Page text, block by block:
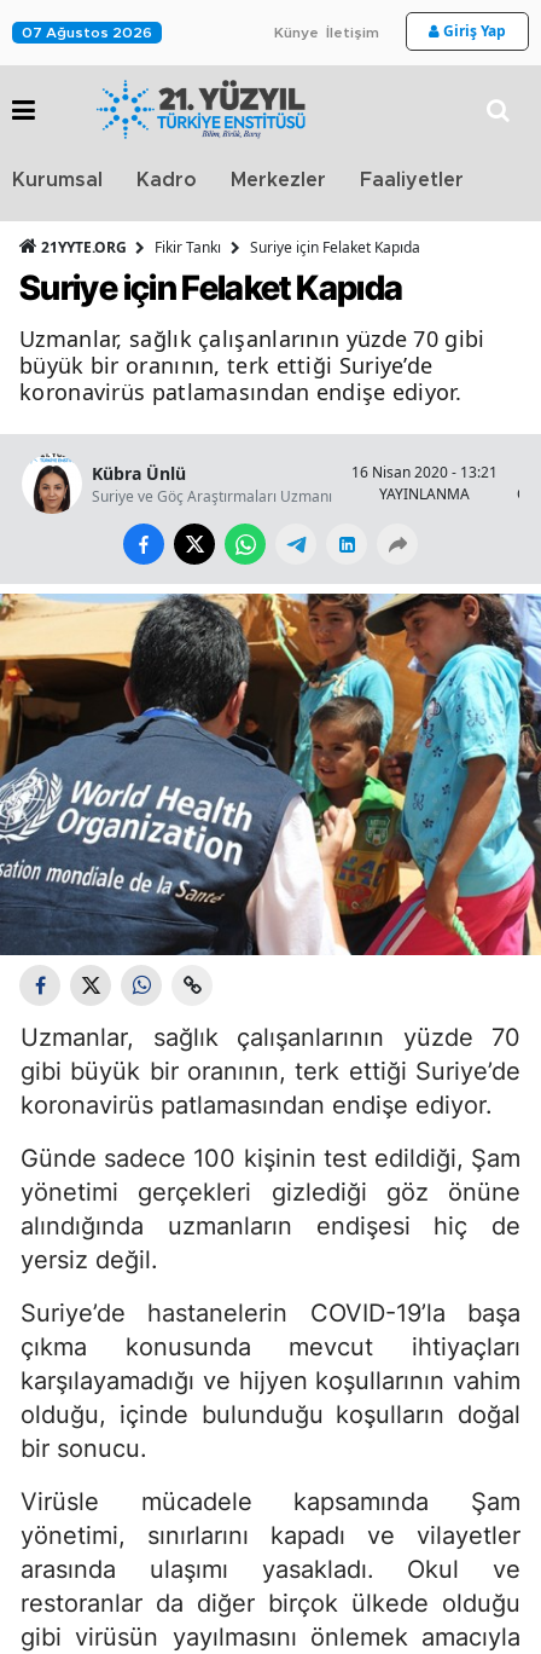
07 Ağustos 2026 Künye İletişim Giriş Yap
Kurumsal Kadro Merkezler Faaliyetler
21YYTE.ORG Fikir Tankı Suriye için Felaket Kapıda
Suriye için Felaket Kapıda
Uzmanlar, sağlık çalışanlarının yüzde 70 gibi
büyük bir oranının, terk ettiği Suriye’de
koronavirüs patlamasından endişe ediyor.
Kübra Ünlü
Suriye ve Göç Araştırmaları Uzmanı
16 Nisan 2020 - 13:21
YAYINLANMA
Uzmanlar, sağlık çalışanlarının yüzde 70
gibi büyük bir oranının, terk ettiği Suriye’de
koronavirüs patlamasından endişe ediyor.
Günde sadece 100 kişinin test edildiği, Şam
yönetimi gerçekleri gizlediği göz önüne
alındığında uzmanların endişesi hiç de
yersiz değil.
Suriye’de hastanelerin COVID-19’la başa
çıkma konusunda mevcut ihtiyaçları
karşılayamadığı ve hijyen koşullarının vahim
olduğu, içinde bulunduğu koşulların doğal
bir sonucu.
Virüsle mücadele kapsamında Şam
yönetimi, sınırlarını kapadı ve vilayetler
arasında ulaşımı yasakladı. Okul ve
restoranlar da diğer birçok ülkede olduğu
gibi virüsün yayılmasını önlemek amacıyla